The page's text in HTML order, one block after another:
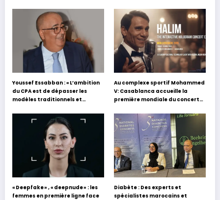
Youssef Essabban : « L’ambition
du CPA est de dépasser les
modèles traditionnels et
s’appuyant sur le partage des
expériences »
Au complexe sportif Mohammed
V: Casablanca accueille la
première mondiale du concert
Hafez
« Deepfake » , « deepnude » : les
femmes en première ligne face
Diabète : Des experts et
spécialistes marocains et